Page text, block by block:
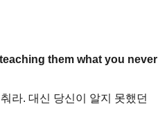
them what you never
라. 대신 당신이 알지 못했던